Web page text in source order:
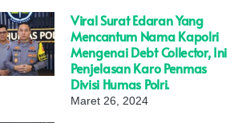
Viral Surat Edaran Yang
Mencantum Nama Kapolri
Mengenai Debt Collector, Ini
Penjelasan Karo Penmas
Divisi Humas Polri.
Maret 26, 2024